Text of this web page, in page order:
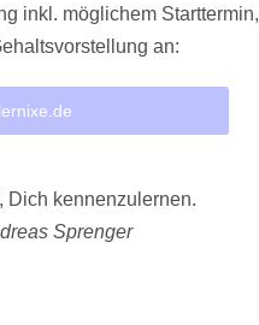
inkl. möglichem Starttermin,
an:
Dich kennenzulernen.
Sprenger